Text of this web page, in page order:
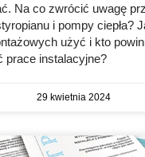
Na co zwrócić uwagę
i pompy ciepła?
użyć i kto
prace instalacyjne?
29 kwietnia 2024